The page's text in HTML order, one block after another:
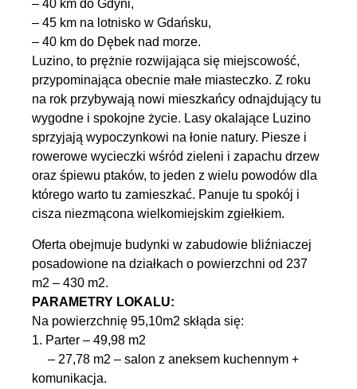
– 40 km do Gdyni,
– 45 km na lotnisko w Gdańsku,
– 40 km do Dębek nad morze.
Luzino, to prężnie rozwijająca się miejscowość,
przypominająca obecnie małe miasteczko. Z roku
na rok przybywają nowi mieszkańcy odnajdujący tu
wygodne i spokojne życie. Lasy okalające Luzino
sprzyjają wypoczynkowi na łonie natury. Piesze i
rowerowe wycieczki wśród zieleni i zapachu drzew
oraz śpiewu ptaków, to jeden z wielu powodów dla
którego warto tu zamieszkać. Panuje tu spokój i
cisza niezmącona wielkomiejskim zgiełkiem.
Oferta obejmuje budynki w zabudowie bliźniaczej
posadowione na działkach o powierzchni od 237
m2 – 430 m2.
PARAMETRY LOKALU:
Na powierzchnię 95,10m2 skłąda się:
1. Parter – 49,98 m2
– 27,78 m2 – salon z aneksem kuchennym +
komunikacja.